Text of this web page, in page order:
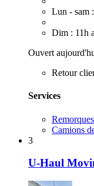
Lun - sam
Dim : 11h
Ouvert
Retour
Services
Camions
3
U-Haul